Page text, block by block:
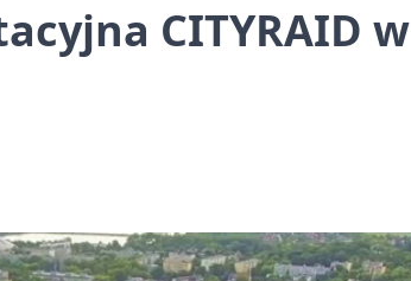
CITYRAID w